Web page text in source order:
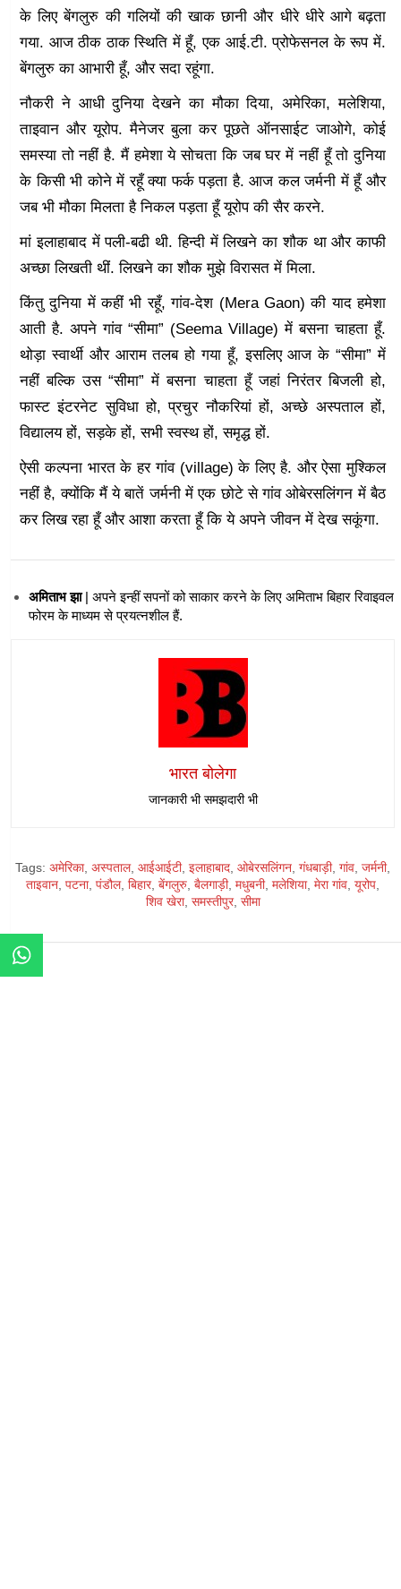
के लिए बेंगलुरु की गलियों की खाक छानी और धीरे धीरे आगे बढ़ता
गया. आज ठीक ठाक स्थिति में हूँ, एक आई.टी. प्रोफेसनल के रूप में.
बेंगलुरु का आभारी हूँ, और सदा रहूंगा.
नौकरी ने आधी दुनिया देखने का मौका दिया, अमेरिका, मलेशिया,
ताइवान और यूरोप. मैनेजर बुला कर पूछते ऑनसाईट जाओगे, कोई
समस्या तो नहीं है. मैं हमेशा ये सोचता कि जब घर में नहीं हूँ तो दुनिया
के किसी भी कोने में रहूँ क्या फर्क पड़ता है. आज कल जर्मनी में हूँ और
जब भी मौका मिलता है निकल पड़ता हूँ यूरोप की सैर करने.
मां इलाहाबाद में पली-बढी थी. हिन्दी में लिखने का शौक था और काफी
अच्छा लिखती थीं. लिखने का शौक मुझे विरासत में मिला.
किंतु दुनिया में कहीं भी रहूँ, गांव-देश (Mera Gaon) की याद हमेशा
आती है. अपने गांव “सीमा” (Seema Village) में बसना चाहता हूँ.
थोड़ा स्वार्थी और आराम तलब हो गया हूँ, इसलिए आज के “सीमा” में
नहीं बल्कि उस “सीमा” में बसना चाहता हूँ जहां निरंतर बिजली हो,
फास्ट इंटरनेट सुविधा हो, प्रचुर नौकरियां हों, अच्छे अस्पताल हों,
विद्यालय हों, सड़के हों, सभी स्वस्थ हों, समृद्ध हों.
ऐसी कल्पना भारत के हर गांव (village) के लिए है. और ऐसा मुश्किल
नहीं है, क्योंकि मैं ये बातें जर्मनी में एक छोटे से गांव ओबेरसलिंगन में बैठ
कर लिख रहा हूँ और आशा करता हूँ कि ये अपने जीवन में देख सकूंगा.
अमिताभ झा| अपने इन्हीं सपनों को साकार करने के लिए अमिताभबिहार रिवाइवल
फोरमके माध्यम से प्रयत्नशील हैं.
भारत बोलेगा
जानकारी भी समझदारी भी
Tags: अमेरिका, अस्पताल, आईआईटी, इलाहाबाद ओबेरसलिंगन गंधबाड़ी, गांव जर्मनी,
ताइवान पटना, पंडौल, बिहार, बेंगलुरु बैलगाड़ी, मधुबनी, मलेशिया, मेरा गांव यूरोप
शिव खेरा, समस्तीपुर, सीमा